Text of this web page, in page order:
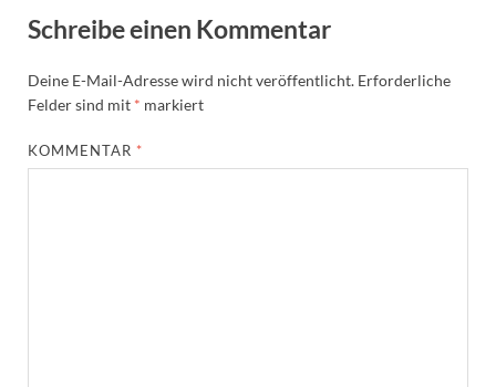
Schreibe einen Kommentar
Deine E-Mail-Adresse wird nicht veröffentlicht. Erforderliche
Felder sind mit * markiert
KOMMENTAR *